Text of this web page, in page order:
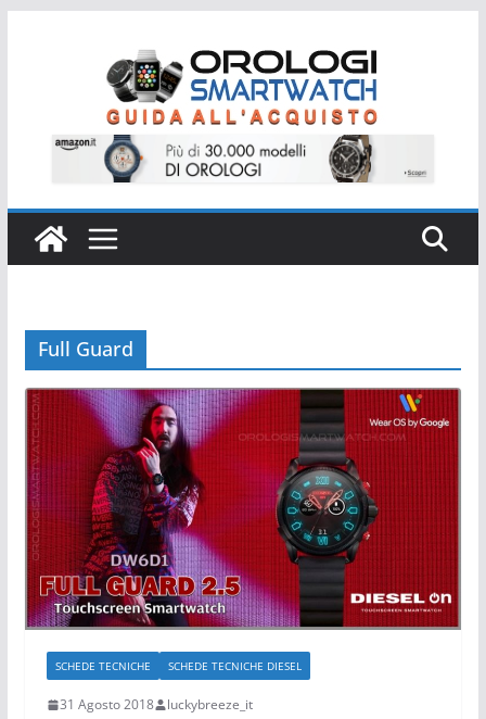
Full Guard
SCHEDE TECNICHE SCHEDE TECNICHE DIESEL
31 Agosto 2018 luckybreeze_it